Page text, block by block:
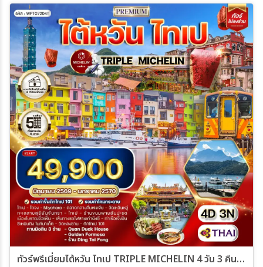
ทัวร์พรีเมี่ยมไต้หวัน ไทเป TRIPLE MICHELIN 4 วัน 3 คืน TG JUN 26 - JAN 27